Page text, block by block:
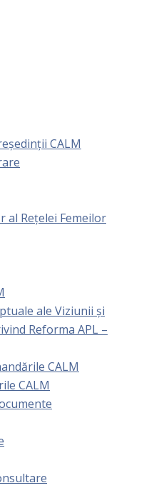
CALM
al Rețelei Femeilor
ale Viziunii și
Reforma APL –
CALM
CALM